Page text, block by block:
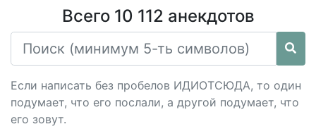
Всего 10 112 анекдотов
Если написать без пробелов ИДИОТСЮДА, то один
подумает, что его послали, а другой подумает, что
его зовут.